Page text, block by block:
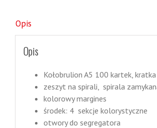
Opis
Opis
Kołobrulion A5 100 kartek, kratka
zeszyt na spirali, spirala
kolorowy margines
środek: 4 sekcje kolorystyczne
otwory do segregatora